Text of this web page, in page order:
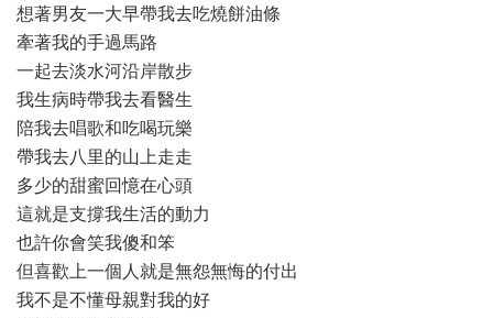
想著男友一大早帶我去吃燒餅油條
牽著我的手過馬路
一起去淡水河沿岸散步
我生病時帶我去看醫生
陪我去唱歌和吃喝玩樂
帶我去八里的山上走走
多少的甜蜜回憶在心頭
這就是支撐我生活的動力
也許你會笑我傻和笨
但喜歡上一個人就是無怨無悔的付出
我不是不懂母親對我的好